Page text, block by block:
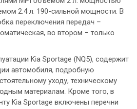
2.4 л. 190-сильной мощности. В
переключения передач –
во втором – только
Kia Sportage (NQ5), содержит
автомобиля, подробную
уходу, техническому
материалам. Кроме того, в
Kia Sportage включены перечни